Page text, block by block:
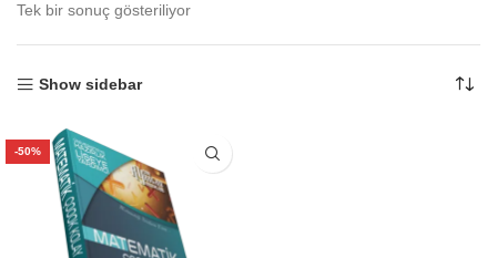
Tek bir sonuç gösteriliyor
Show sidebar
-50%